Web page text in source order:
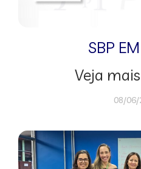
SBP
Veja
08/06/